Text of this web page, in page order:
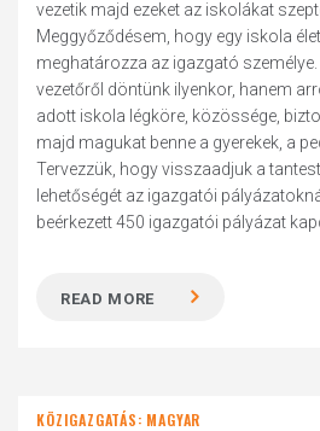
vezetik majd ezeket az iskolákat
Meggyőződésem, hogy egy iskola
meghatározza az igazgató
vezetőről döntünk ilyenkor, hanem
adott iskola légköre, közössége,
majd magukat benne a gyerekek, a
Tervezzük, hogy visszaadjuk a
lehetőségét az igazgatói
beérkezett 450 igazgatói pályázat
READ MORE
KÖZIGAZGATÁS: MAGYAR